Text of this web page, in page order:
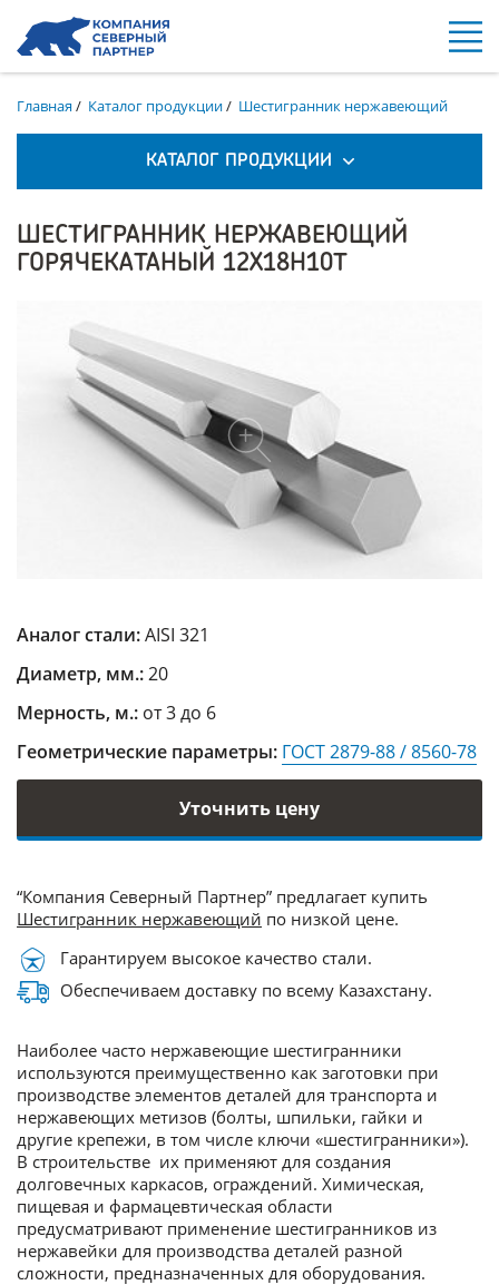
Главная/ Каталог продукции/ Шестигранник нержавеющий
КАТАЛОГ ПРОДУКЦИИ
ШЕСТИГРАННИК НЕРЖАВЕЮЩИЙ
ГОРЯЧЕКАТАНЫЙ 12Х18Н10Т
Аналог стали:AISI 321
Диаметр, мм.:20
Мерность, м.: от 3 до 6
Геометрические параметры: ГОСТ 2879-88 / 8560-78
Уточнить цену
“Компания Северный Партнер” предлагает купить
Шестигранник нержавеющий по низкой цене.
Гарантируем высокое качество стали.
Обеспечиваем доставку по всему Казахстану.
Наиболее часто нержавеющие шестигранники
используются преимущественно как заготовки при
производстве элементов деталей для транспорта и
нержавеющих метизов (болты, шпильки, гайки и
другие крепежи, в том числе ключи «шестигранники»).
В строительстве их применяют для создания
долговечных каркасов, ограждений. Химическая,
пищевая и фармацевтическая области
предусматривают применение шестигранников из
нержавейки для производства деталей разной
сложности, предназначенных для оборудования.